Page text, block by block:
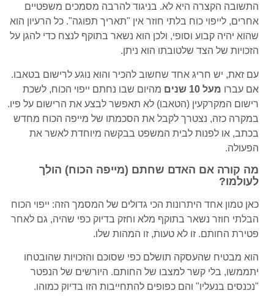
התשובה הקצרה היא לא. בניגוד להרבה מסמכים משפטיים
אחרים, לייפוי כוח בלתי חוזר אין "תאריך תפוגה". כל הרעיון הוא
שהוא יהיה קבוע וסופי, ולכן הוא נשאר בתוקף לנצח כדי להגן על
הזכויות של הצד שלטובתו הוא ניתן.
עם זאת, יש חריג אחד שחשוב להכיר והוא נוגע לרישום בטאבו.
אם עברו מעל 10 שנים
מהיום שבו נחתם ייפוי הכוח, לשכת
רישום המקרקעין (הטאבו) לא תאפשר לבצע את הרישום על פיו.
במקרה כזה, נצטרך לקבל את הסכמתו של מייפה הכוח מחדש
בכתב, או לפנות לבית המשפט בבקשה מיוחדת לאשר את
הפעולה.
מה קורה אם האדם שחתם (מייפה הכוח) הולך
לעולמו?
כאן טמון אחד היתרונות הכי גדולים של המסמך הזה: ייפוי הכוח
הבלתי חוזר נשאר בתוקף מלא וחזק בדיוק כפי שהיה, גם לאחר
פטירת החותם. זו לא טעות, זו המהות שלו.
הוא מבטיח שהעסקה תושלם כפי שסוכם והזכויות שהובטחו
יתממשו, בלי קשר למצבו של החותם. היורשים של הנפטר
"נכנסים בנעליו" והם כפופים להתחייבות הזו בדיוק כמוהו.